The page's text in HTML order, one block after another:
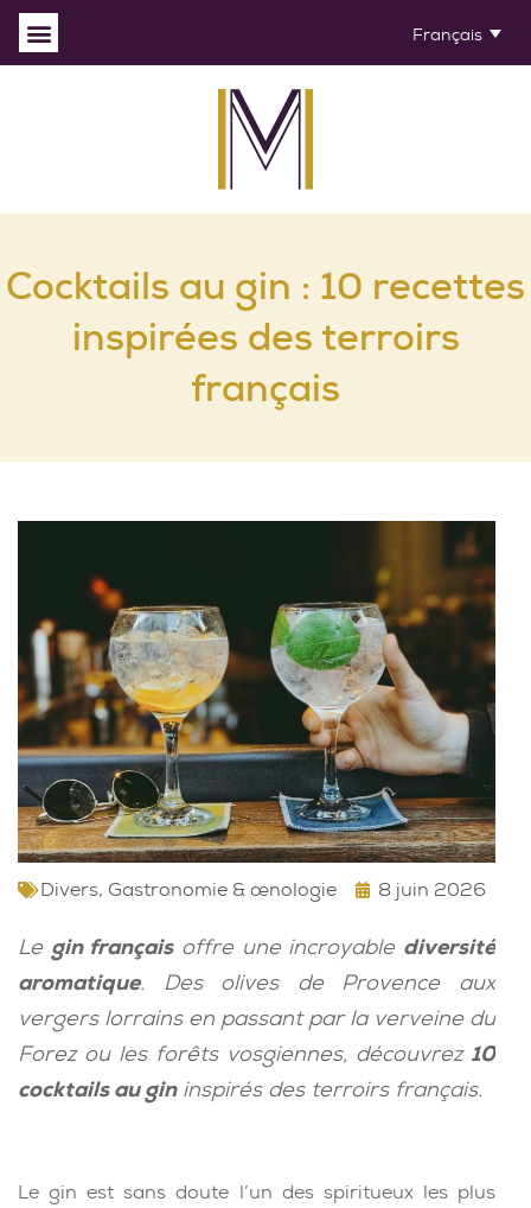
Français
Cocktails au gin : 10 recettes
inspirées des terroirs
français
Divers, Gastronomie & œnologie 8 juin 2026
Le gin françaisoffre une incroyable diversité
aromatique. Des olives de Provence aux
vergers lorrains en passant par la verveine du
Forez ou les forêts vosgiennes, découvrez 10
cocktails au gininspirés des terroirs français.
Le gin est sans doute l’un des spiritueux les plus